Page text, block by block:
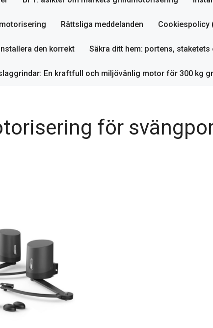
Rättsliga meddelanden Cookiespolicy
den korrekt Säkra ditt hem: portens,
En kraftfull och miljövänlig motor för 300 kg
för